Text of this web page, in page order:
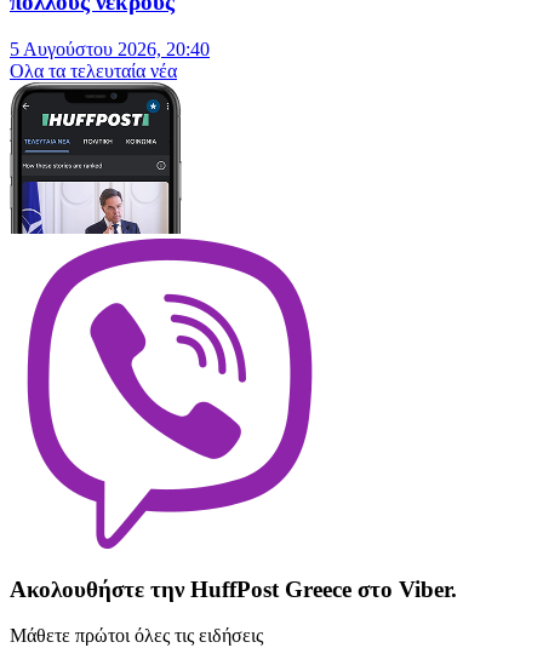
5 Αυγούστου 2026, 20:40
Oλα τα τελευταία νέα
Ακολουθήστε την HuffPost Greece στο Viber.
Μάθετε πρώτοι όλες τις ειδήσεις